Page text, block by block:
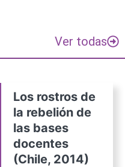
Ver todas
Los rostros de
la rebelión de
las bases
docentes
(Chile, 2014)